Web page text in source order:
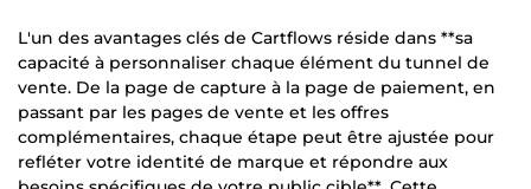
L'un des avantages clés de Cartflows réside dans **sa
capacité à personnaliser chaque élément du tunnel de
vente. De la page de capture à la page de paiement, en
passant par les pages de vente et les offres
complémentaires, chaque étape peut être ajustée pour
refléter votre identité de marque et répondre aux